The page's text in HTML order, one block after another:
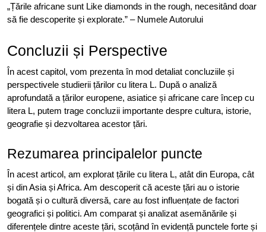
„Țările africane sunt Like diamonds in the rough, necesitând doar
să fie descoperite și explorate.” – Numele Autorului
Concluzii și Perspective
În acest capitol, vom prezenta în mod detaliat concluziile și
perspectivele studierii țărilor cu litera L. După o analiză
aprofundată a țărilor europene, asiatice și africane care încep cu
litera L, putem trage concluzii importante despre cultura, istorie,
geografie și dezvoltarea acestor țări.
Rezumarea principalelor puncte
În acest articol, am explorat țările cu litera L, atât din Europa, cât
și din Asia și Africa. Am descoperit că aceste țări au o istorie
bogată și o cultură diversă, care au fost influențate de factori
geografici și politici. Am comparat și analizat asemănările și
diferențele dintre aceste țări, scoțând în evidență punctele forte și